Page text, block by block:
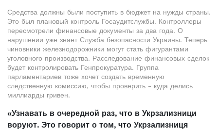
Средства должны были поступить в бюджет на нужды страны.
Это был плановый контроль Госаудитслужбы. Контроллеры
пересмотрели финансовые документы за два года. О
нарушении уже знает Служба безопасности Украины. Теперь
чиновники железнодорожники могут стать фигурантами
уголовного производства. Расследование финансовых сделок
будет контролировать Генпрокуратура. Группа
парламентариев тоже хочет создать временную
следственную комиссию, чтобы проверить - куда делись
миллиарды гривен.
«Узнавать в очередной раз, что в Укрзализници
воруют. Это говорит о том, что Укрзализниця